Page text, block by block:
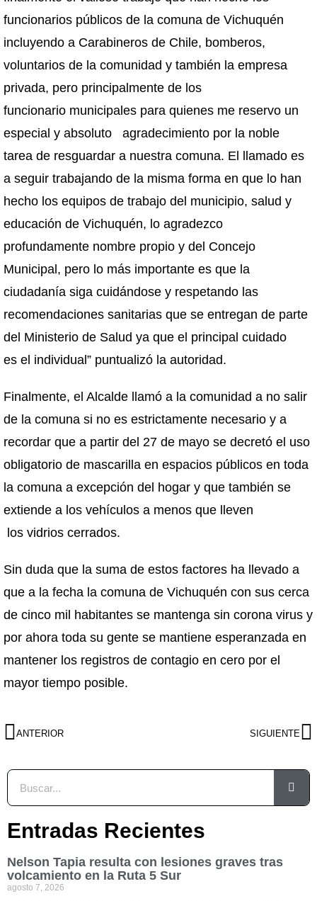
funcionarios públicos de la comuna de Vichuquén
incluyendo a Carabineros de Chile, bomberos,
voluntarios de la comunidad y también la empresa
privada, pero principalmente de los
funcionario municipales para quienes me reservo un
especial y absoluto agradecimiento por la noble
tarea de resguardar a nuestra comuna. El llamado es
a seguir trabajando de la misma forma en que lo han
hecho los equipos de trabajo del municipio, salud y
educación de Vichuquén, lo agradezco
profundamente nombre propio y del Concejo
Municipal, pero lo más importante es que la
ciudadanía siga cuidándose y respetando las
recomendaciones sanitarias que se entregan de parte
del Ministerio de Salud ya que el principal cuidado
es el individual” puntualizó la autoridad.
Finalmente, el Alcalde llamó a la comunidad a no salir
de la comuna si no es estrictamente necesario y a
recordar que a partir del 27 de mayo se decretó el uso
obligatorio de mascarilla en espacios públicos en toda
la comuna a excepción del hogar y que también se
extiende a los vehículos a menos que lleven
los vidrios cerrados.
Sin duda que la suma de estos factores ha llevado a
que a la fecha la comuna de Vichuquén con sus cerca
de cinco mil habitantes se mantenga sin corona virus y
por ahora toda su gente se mantiene esperanzada en
mantener los registros de contagio en cero por el
mayor tiempo posible.
ANTERIOR SIGUIENTE
Entradas Recientes
Nelson Tapia resulta con lesiones graves tras
volcamiento en la Ruta 5 Sur
agosto 7, 2026